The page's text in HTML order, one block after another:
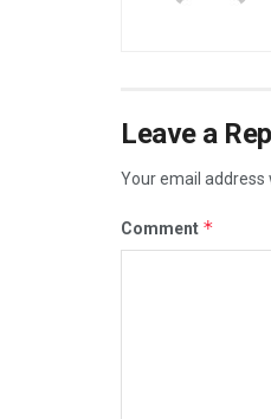
Leave a
Your email address
Comment *